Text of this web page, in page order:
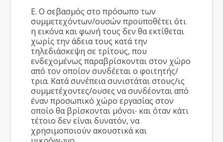
Ε. Ο σεβασμός στο πρόσωπο των
συμμετεχόντων/ουσών προϋποθέτει ότι
η εικόνα και φωνή τους δεν θα εκτίθεται
χωρίς την άδεια τους κατά την
τηλεδιάσκεψη σε τρίτους, που
ενδεχομένως παραβρίσκονται στον χώρο
από τον οποίον συνδέεται ο φοιτητής/
τρια. Κατά συνέπεια συνιστάται στους/ις
συμμετέχοντες/ουσες να συνδέονται από
έναν προσωπικό χώρο εργασίας στον
οποίο θα βρίσκονται μόνοι∙ και όταν κάτι
τέτοιο δεν είναι δυνατόν, να
χρησιμοποιούν ακουστικά και